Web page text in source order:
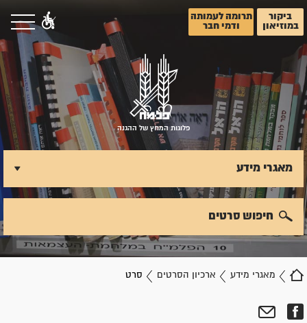
ביקור
במוזיאון
תרומה לעמותה
ודמי חבר
פלוגות המחץ של ההגנה
מאגרי מידע ארכיון הסרטים סרט
מאגרי מידע
חיפוש סרטים